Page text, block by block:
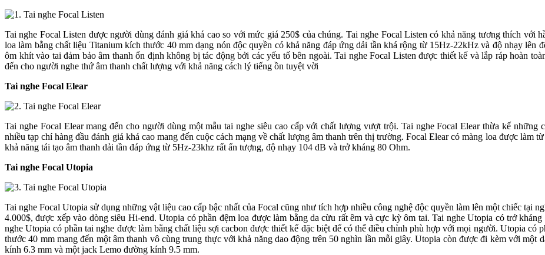
Tai nghe Focal Listen được người dùng đánh giá khá cao so với mức giá 250$ của chúng. Tai nghe Focal Listen có khả năng tương thích với
loa làm bằng chất liệu Titanium kích thước 40 mm dạng nón độc quyền có khả năng đáp ứng dải tần khá rộng từ 15Hz-22kHz và độ nhạy lên
ôm khít vào tai đảm bảo âm thanh ổn định không bị tác động bởi các yếu tố bên ngoài. Tai nghe Focal Listen được thiết kế và lắp ráp hoàn
đến cho người nghe thứ âm thanh chất lượng với khả năng cách lý tiếng ồn tuyệt vời
Tai nghe Focal Elear
Tai nghe Focal Elear mang đến cho người dùng một mẫu tai nghe siêu cao cấp với chất lượng vượt trội. Tai nghe Focal Elear thừa kế
nhiều tạp chí hàng đầu đánh giá khá cao mang đến cuộc cách mạng về chất lượng âm thanh trên thị trường. Focal Elear có màng loa được làm
khả năng tái tạo âm thanh dải tần đáp ứng từ 5Hz-23khz rất ấn tượng, độ nhạy 104 dB và trở kháng 80 Ohm.
Tai nghe Focal Utopia
Tai nghe Focal Utopia sử dụng những vật liệu cao cấp bậc nhất của Focal cũng như tích hợp nhiều công nghệ độc quyền làm lên một chiếc tại
4.000$, được xếp vào dòng siêu Hi-end. Utopia có phần đệm loa được làm bằng da cừu rất êm và cực kỳ ôm tai. Tai nghe Utopia có trở
nghe Utopia có phần tai nghe được làm bằng chất liệu sợi cacbon được thiết kế đặc biệt để có thể điều chỉnh phù hợp với mọi người. Utopia có
thước 40 mm mang đến một âm thanh vô cùng trung thực với khả năng dao động trên 50 nghìn lần mỗi giây. Utopia còn được đi kèm với
kính 6.3 mm và một jack Lemo đường kính 9.5 mm.